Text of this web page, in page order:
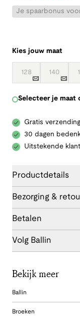
Je spaarbonus
Kies jouw maat
128 140
Selecteer je maat
Gratis
30 dagen
Uitstekende
Productdetails
Bezorging &
Betalen
Volg Ballin
Bekijk meer
Ballin
Broeken